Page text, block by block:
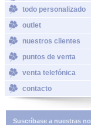
todo personalizado
outlet
nuestros clientes
puntos de venta
venta telefónica
contacto
Suscríbase a nuestras